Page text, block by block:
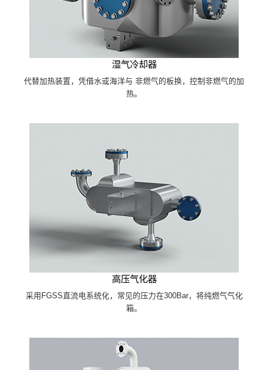
湿气冷却器
代替加热装置，凭借水或海洋与 非燃气的板换，控制非燃气的加
热。
高压气化器
采用FGSS直流电系统化，常见的压力在300Bar，将纯燃气气化
箱。